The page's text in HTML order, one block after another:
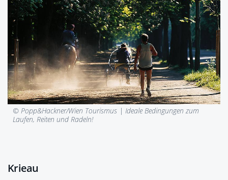
© Popp&Hackner/Wien Tourismus | Ideale Bedingungen zum
Laufen, Reiten und Radeln!
Krieau